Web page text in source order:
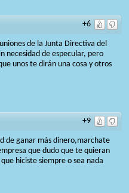
+6
de la Junta Directiva del
necesidad de especular, pero
unos te dirán una cosa y otros
+9
de ganar más dinero,marchate
que dudo que te quieran
hiciste siempre o sea nada